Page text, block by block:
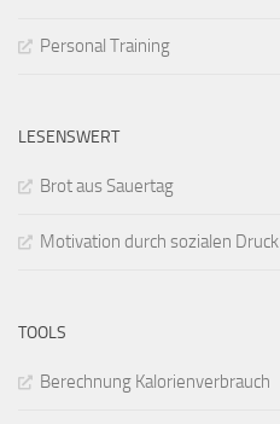
Personal Training
LESENSWERT
Brot aus Sauertag
Motivation durch sozialen Druck
TOOLS
Berechnung Kalorienverbrauch